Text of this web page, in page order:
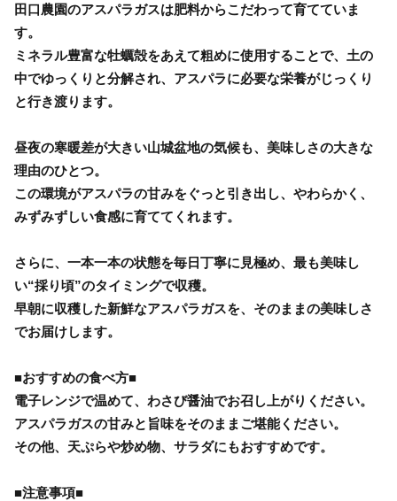
田口農園のアスパラガスは肥料からこだわって育てていま
す。
ミネラル豊富な牡蠣殻をあえて粗めに使用することで、土の
中でゆっくりと分解され、アスパラに必要な栄養がじっくり
と行き渡ります。
昼夜の寒暖差が大きい山城盆地の気候も、美味しさの大きな
理由のひとつ。
この環境がアスパラの甘みをぐっと引き出し、やわらかく、
みずみずしい食感に育ててくれます。
さらに、一本一本の状態を毎日丁寧に見極め、最も美味し
い“採り頃”のタイミングで収穫。
早朝に収穫した新鮮なアスパラガスを、そのままの美味しさ
でお届けします。
■おすすめの食べ方■
電子レンジで温めて、わさび醤油でお召し上がりください。
アスパラガスの甘みと旨味をそのままご堪能ください。
その他、天ぷらや炒め物、サラダにもおすすめです。
■注意事項■